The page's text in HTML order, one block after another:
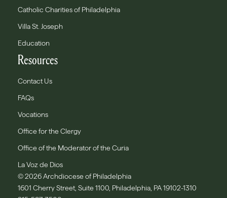
Catholic Charities of Philadelphia
Villa St. Joseph
Education
Resources
Contact Us
FAQs
Vocations
Office for the Clergy
Office of the Moderator of the Curia
La Voz de Dios
© 2026 Archdiocese of Philadelphia
1601 Cherry Street, Suite 1100, Philadelphia, PA 19102-1310